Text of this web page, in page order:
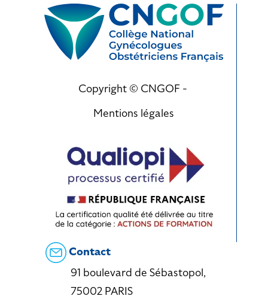
Copyright © CNGOF -
Mentions légales
Contact
91 boulevard de Sébastopol,
75002 PARIS